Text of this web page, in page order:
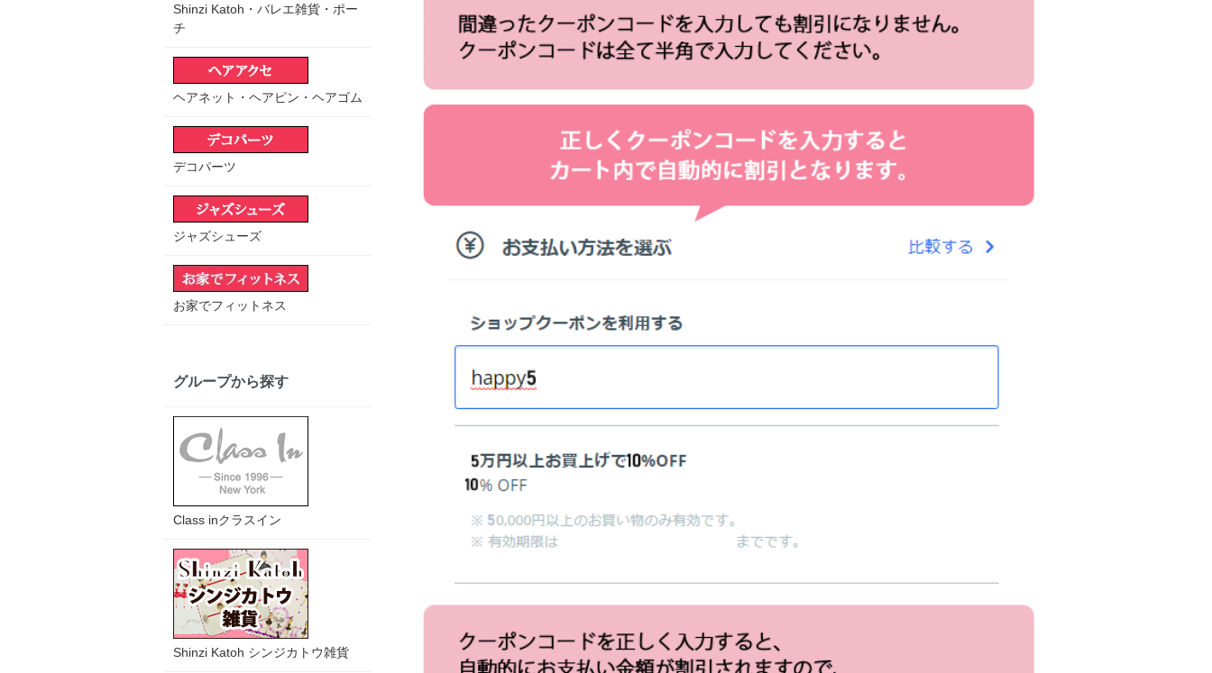
Shinzi Katoh・バレエ雑貨・ポー
チ
ヘアネット・ヘアピン・ヘアゴム
デコパーツ
ジャズシューズ
お家でフィットネス
グループから探す
Class inクラスイン
Shinzi Katoh シンジカトウ雑貨